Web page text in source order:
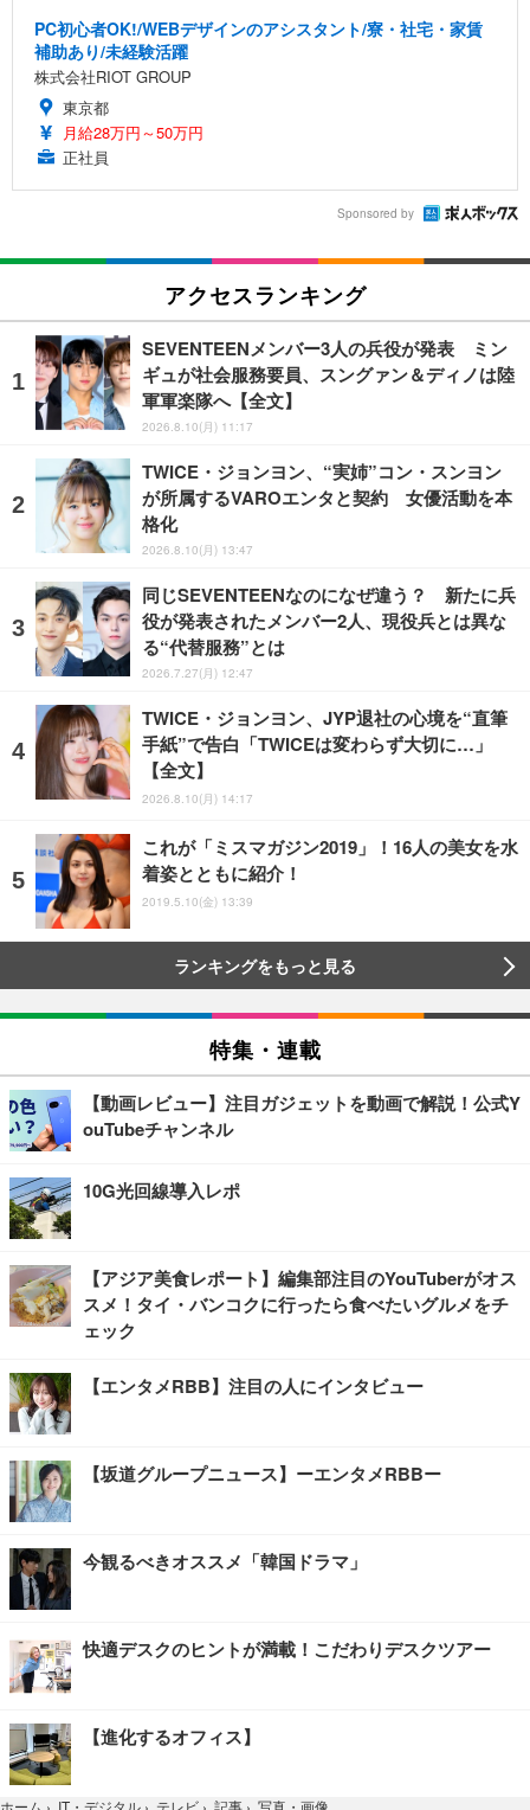
PC初心者OK!/WEBデザインのアシスタント/寮・社宅・家賃
補助あり/未経験活躍
株式会社RIOT GROUP
東京都
月給28万円～50万円
正社員
Sponsored by
アクセスランキング
SEVENTEENメンバー3人の兵役が発表 ミン
ギュが社会服務要員、スングァン＆ディノは陸
軍軍楽隊へ【全文】
2026.8.10(月) 11:17
TWICE・ジョンヨン、“実姉”コン・スンヨン
が所属するVAROエンタと契約 女優活動を本
格化
2026.8.10(月) 13:47
同じSEVENTEENなのになぜ違う？ 新たに兵
役が発表されたメンバー2人、現役兵とは異な
る“代替服務”とは
2026.7.27(月) 12:47
TWICE・ジョンヨン、JYP退社の心境を“直筆
手紙”で告白「TWICEは変わらず大切に…」
【全文】
2026.8.10(月) 14:17
これが「ミスマガジン2019」！16人の美女を水
着姿とともに紹介！
2019.5.10(金) 13:39
ランキングをもっと見る
特集・連載
【動画レビュー】注目ガジェットを動画で解説！公式Y
ouTubeチャンネル
10G光回線導入レポ
【アジア美食レポート】編集部注目のYouTuberがオス
スメ！タイ・バンコクに行ったら食べたいグルメをチ
ェック
【エンタメRBB】注目の人にインタビュー
【坂道グループニュース】ーエンタメRBBー
今観るべきオススメ「韓国ドラマ」
快適デスクのヒントが満載！こだわりデスクツアー
【進化するオフィス】
ホーム › IT・デジタル › テレビ › 記事 › 写真・画像